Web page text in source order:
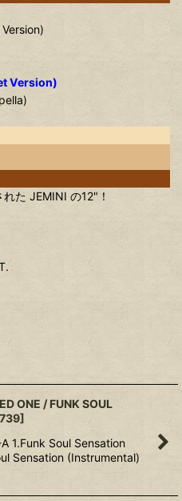
Version)
た JEMINI の12"！
ONE / FUNK SOUL
]
1.Funk Soul Sensation
Sensation (Instrumental)